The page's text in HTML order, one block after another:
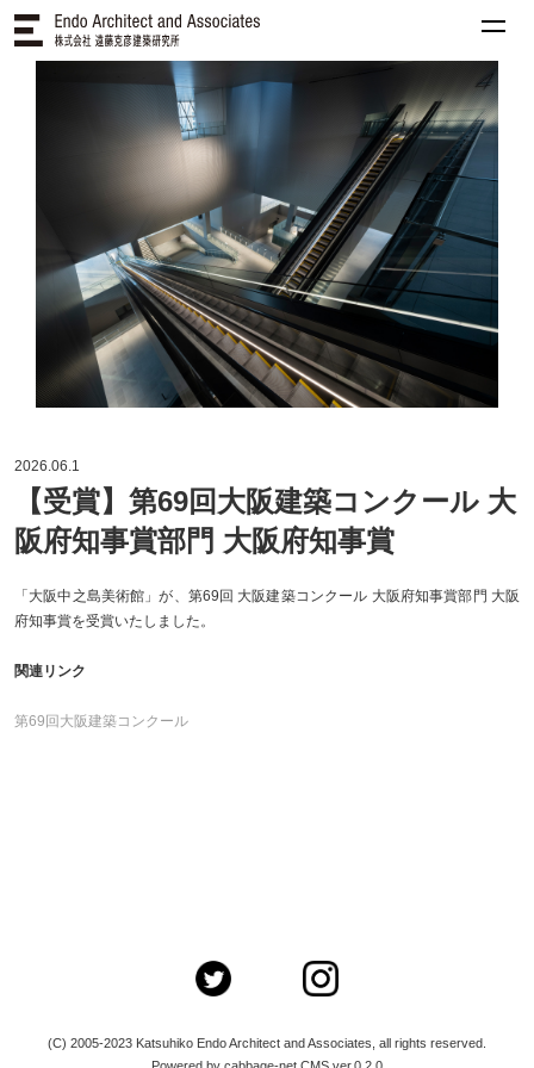
2026.06.1
【受賞】第69回大阪建築コンクール 大
阪府知事賞部門 大阪府知事賞
「大阪中之島美術館」が、第69回 大阪建築コンクール 大阪府知事賞部門 大阪
府知事賞を受賞いたしました。
関連リンク
第69回大阪建築コンクール
(C) 2005-2023 Katsuhiko Endo Architect and Associates, all rights reserved.